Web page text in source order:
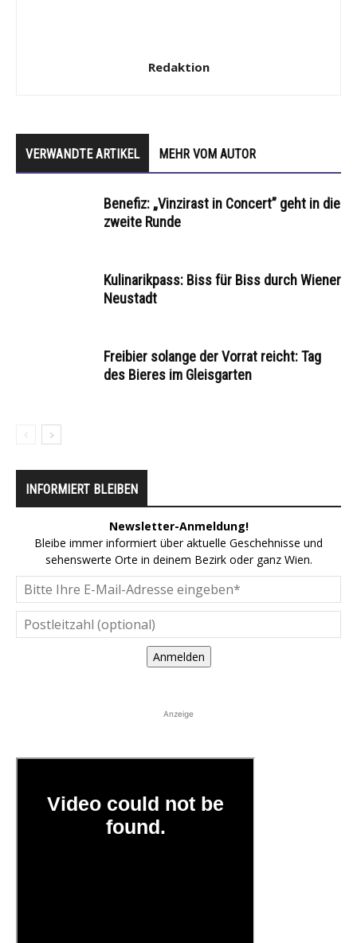
Redaktion
VERWANDTE ARTIKEL MEHR VOM AUTOR
Benefiz: „Vinzirast in Concert” geht in die
zweite Runde
Kulinarikpass: Biss für Biss durch Wiener
Neustadt
Freibier solange der Vorrat reicht: Tag
des Bieres im Gleisgarten
INFORMIERT BLEIBEN
Newsletter-Anmeldung!
Bleibe immer informiert über aktuelle Geschehnisse und
sehenswerte Orte in deinem Bezirk oder ganz Wien.
Anmelden
Anzeige